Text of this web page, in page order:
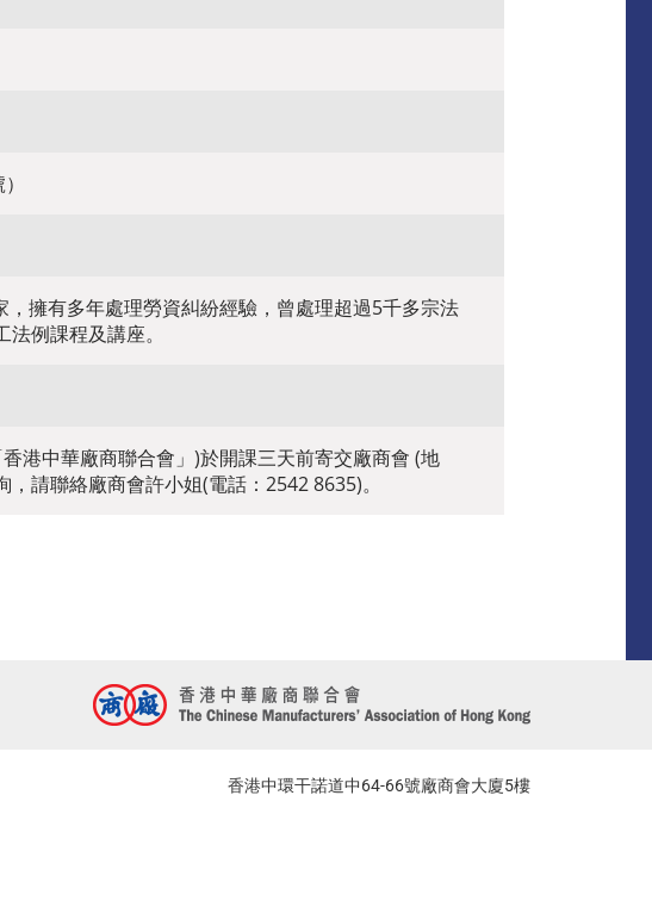
擁有多年處理勞資糾紛經驗，曾處理超過5千多宗法
例課程及講座。
港中華廠商聯合會」)於開課三天前寄交廠商會 (地
請聯絡廠商會許小姐(電話：2542 8635)。
香港中環干諾道中64-66號廠商會大廈5樓